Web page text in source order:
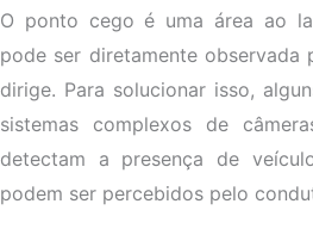
O ponto cego é uma área ao
pode ser diretamente observada
dirige. Para solucionar isso,
sistemas complexos de
detectam a presença de
podem ser percebidos pelo